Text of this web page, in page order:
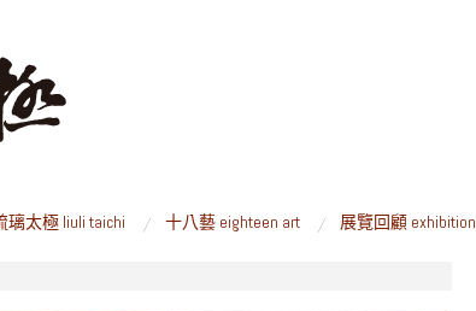
璃太極 liuli taichi 十八藝 eighteen art 展覽回顧 exhibition